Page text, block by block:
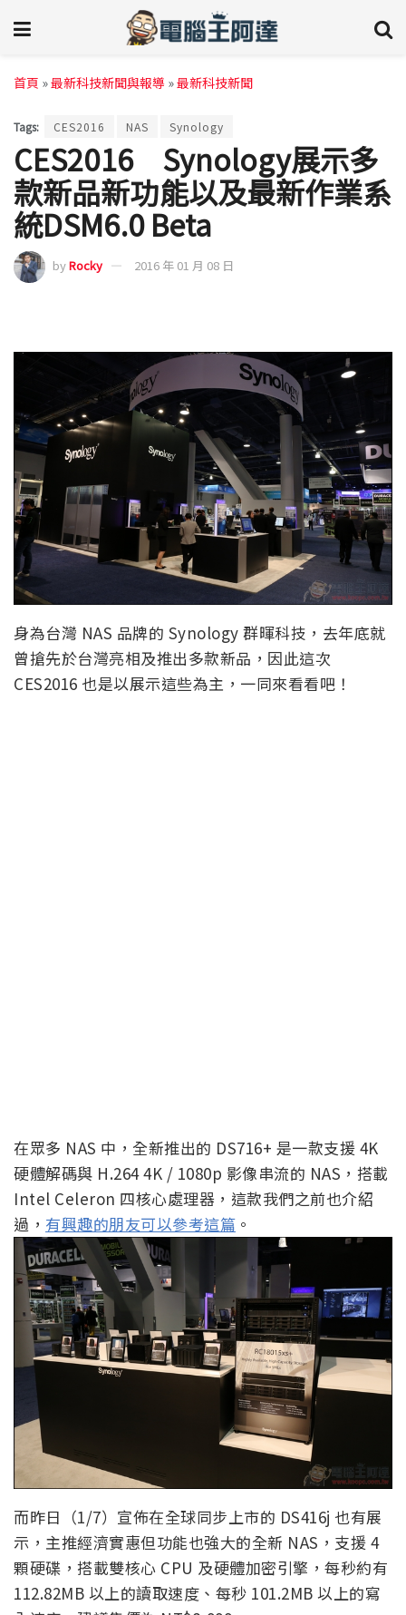
首頁 »最新科技新聞與報導 »最新科技新聞
Tags: CES2016 NAS Synology
CES2016 Synology展示多
款新品新功能以及最新作業系
統DSM6.0 Beta
byRocky 2016 年 01 月 08 日
身為台灣 NAS 品牌的 Synology 群暉科技，去年底就
曾搶先於台灣亮相及推出多款新品，因此這次
CES2016 也是以展示這些為主，一同來看看吧！
在眾多 NAS 中，全新推出的 DS716+ 是一款支援 4K
硬體解碼與 H.264 4K / 1080p 影像串流的 NAS，搭載
Intel Celeron 四核心處理器，這款我們之前也介紹
過， 有興趣的朋友可以參考這篇 。
而昨日（1/7）宣佈在全球同步上市的 DS416j 也有展
示，主推經濟實惠但功能也強大的全新 NAS，支援 4
顆硬碟，搭載雙核心 CPU 及硬體加密引擎，每秒約有
112.82MB 以上的讀取速度、每秒 101.2MB 以上的寫